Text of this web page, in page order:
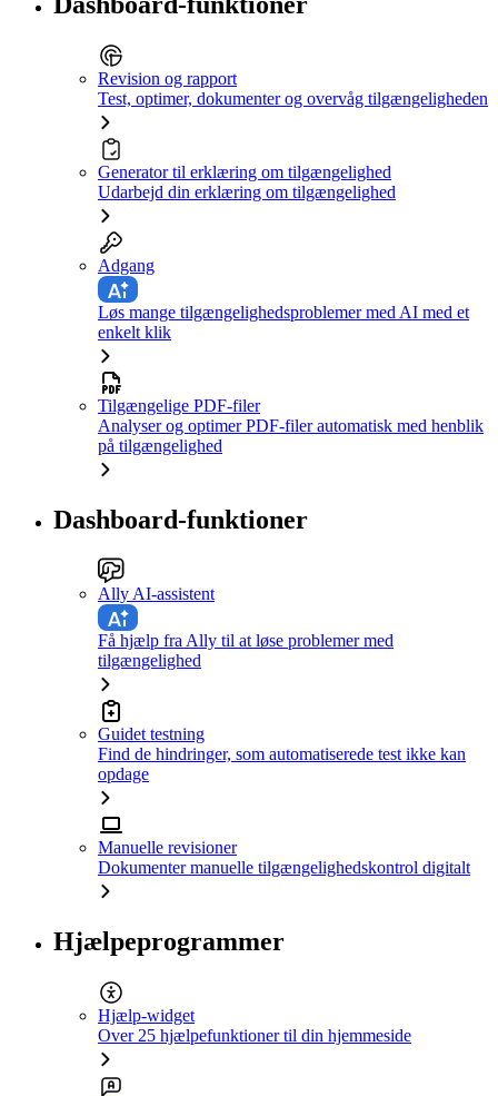
Revision og rapport
Test, optimer, dokumenter og overvåg tilgængeligheden
Generator til erklæring om tilgængelighed
Udarbejd din erklæring om tilgængelighed
Adgang
Løs mange tilgængelighedsproblemer med AI med et
enkelt klik
Tilgængelige PDF-filer
Analyser og optimer PDF-filer automatisk med henblik
på tilgængelighed
Dashboard-funktioner
Ally AI-assistent
Få hjælp fra Ally til at løse problemer med
tilgængelighed
Guidet testning
Find de hindringer, som automatiserede test ikke kan
opdage
Manuelle revisioner
Dokumenter manuelle tilgængelighedskontrol digitalt
Hjælpeprogrammer
Hjælp-widget
Over 25 hjælpefunktioner til din hjemmeside